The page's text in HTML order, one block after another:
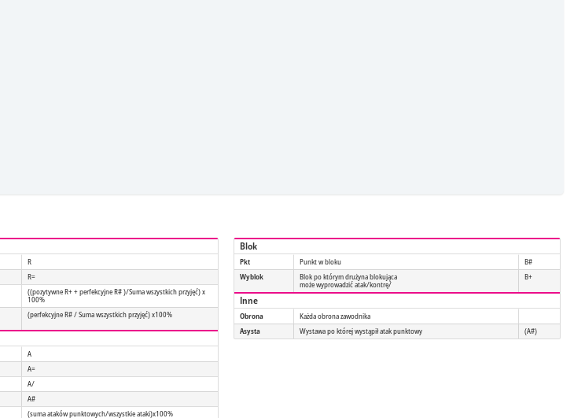
R
R=
((pozytywne R+ + perfekcyjne R# )/Suma wszystkich przyjęć) x
100%
(perfekcyjne R# / Suma wszystkich przyjęć) x100%
A
A=
A/
A#
(suma ataków punktowych/wszystkie ataki)x100%
Blok
Pkt Punkt w bloku
B#
Wyblok
Blok po którym drużyna blokująca
może wyprowadzić atak/kontrę/
B+
Inne
Obrona
Każda obrona zawodnika
Asysta
Wystawa po której wystąpił atak punktowy (A#)